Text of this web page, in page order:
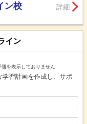
ン校 詳細
イン
を表示しておりません
習計画を作成し、サポ